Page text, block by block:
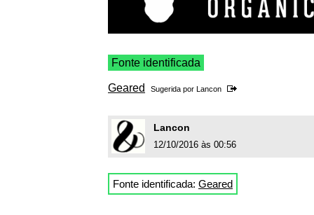
Fonte identificada
Geared Sugerida por Lancon
Lancon
12/10/2016 às 00:56
Fonte identificada: Geared